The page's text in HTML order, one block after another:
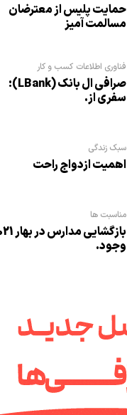
حمایت پلیس از معترضان
مسالمت آمیز
فناوری اطلاعات کسب و کار
صرافی ال بانک (LBank):
سفری از.
سبک زندگی
اهمیت ازدواج راحت
مناسبت ها
بازگشایی
وجود.